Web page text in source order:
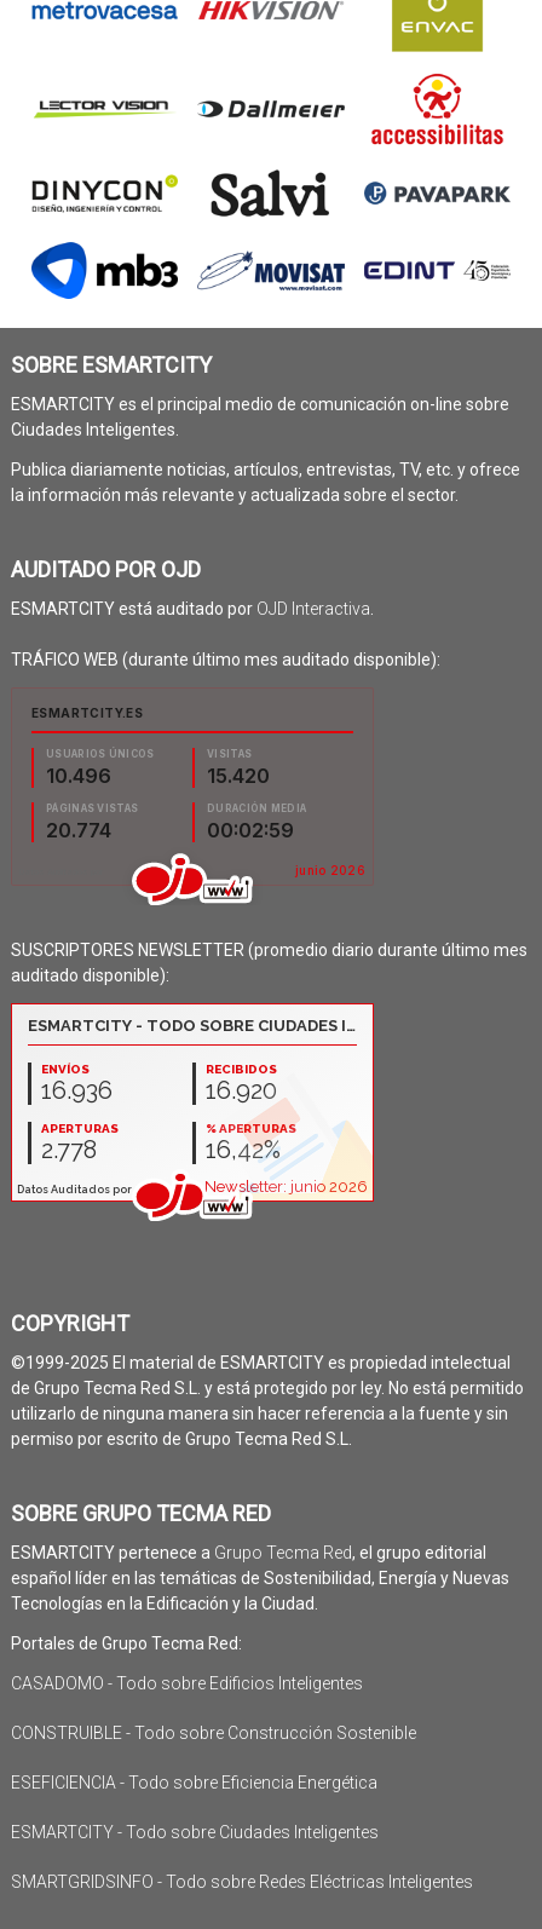
SOBRE ESMARTCITY
ESMARTCITY es el principal medio de comunicación on-line sobre
Ciudades Inteligentes.
Publica diariamente noticias, artículos, entrevistas, TV, etc. y ofrece
la información más relevante y actualizada sobre el sector.
AUDITADO POR OJD
ESMARTCITY está auditado por OJD Interactiva
TRÁFICO WEB (durante último mes auditado disponible):
SUSCRIPTORES NEWSLETTER (promedio diario durante último mes
auditado disponible):
COPYRIGHT
©1999-2025 El material de ESMARTCITY es propiedad intelectual
de Grupo Tecma Red S.L. y está protegido por ley. No está permitido
utilizarlo de ninguna manera sin hacer referencia a la fuente y sin
permiso por escrito de Grupo Tecma Red S.L.
SOBRE GRUPO TECMA RED
ESMARTCITY pertenece a Grupo Tecma Red, el grupo editorial
español líder en las temáticas de Sostenibilidad, Energía y Nuevas
Tecnologías en la Edificación y la Ciudad.
Portales de Grupo Tecma Red:
CASADOMO - Todo sobre Edificios Inteligentes
CONSTRUIBLE - Todo sobre Construcción Sostenible
ESEFICIENCIA - Todo sobre Eficiencia Energética
ESMARTCITY - Todo sobre Ciudades Inteligentes
SMARTGRIDSINFO - Todo sobre Redes Eléctricas Inteligentes